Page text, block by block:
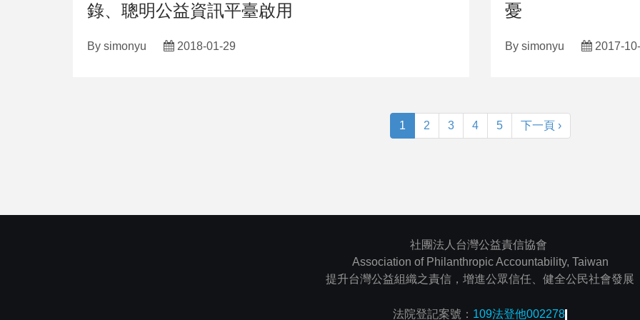
錄、聰明公益資訊平臺啟用
By simonyu 2018-01-29
憂
By simonyu 2017-
1 2 3 4 5 下一頁 ›
社團法人台灣公益責信協會
Association of Philanthropic Accountability, Taiwan
提升台灣公益組織之責信，增進公眾信任、健全公民社會發展
法院登記案號： 109法登他002278